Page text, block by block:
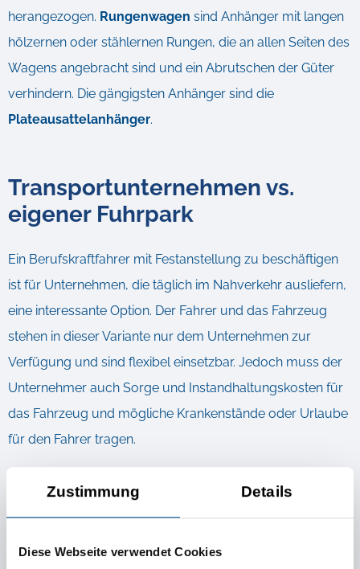
Zustimmung Details
Diese Webseite verwendet Cookies
herangezogen. Rungenwagen sind Anhänger mit langen
hölzernen oder stählernen Rungen, die an allen Seiten des
Wagens angebracht sind und ein Abrutschen der Güter
verhindern. Die gängigsten Anhänger sind die
Plateausattelanhänger.
Transportunternehmen vs.
eigener Fuhrpark
Ein Berufskraftfahrer mit Festanstellung zu beschäftigen
ist für Unternehmen, die täglich im Nahverkehr ausliefern,
eine interessante Option. Der Fahrer und das Fahrzeug
stehen in dieser Variante nur dem Unternehmen zur
Verfügung und sind flexibel einsetzbar. Jedoch muss der
Unternehmer auch Sorge und Instandhaltungskosten für
das Fahrzeug und mögliche Krankenstände oder Urlaube
für den Fahrer tragen.
Transportunternehmen und Speditionensind hier oft die
Fahrten von verschiedenen Kunden, können der